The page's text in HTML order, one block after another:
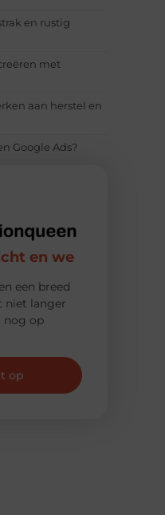
en rustig
met
aan herstel en
Google Ads?
en we
een breed
niet langer
nog op
op